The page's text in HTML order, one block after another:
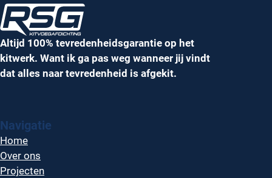
Altijd 100% tevredenheidsgarantie op het
kitwerk. Want ik ga pas weg wanneer jij vindt
dat alles naar tevredenheid is afgekit.
Navigatie
Home
Over ons
Projecten